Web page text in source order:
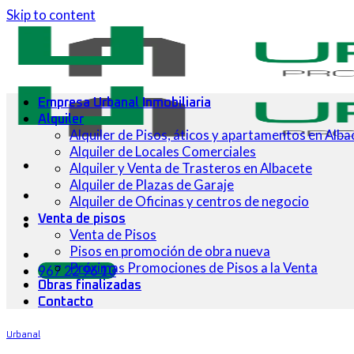
Skip to content
967 22 96 10
Empresa Urbanal Inmobiliaria
Alquiler
Alquiler de Pisos, áticos y apartamentos en
Alquiler de Locales Comerciales
Alquiler y Venta de Trasteros en Albacete
Alquiler de Plazas de Garaje
Alquiler de Oficinas y centros de negocio
Venta de pisos
Venta de Pisos
Pisos en promoción de obra nueva
Próximas Promociones de Pisos a la Venta
Obras finalizadas
Contacto
Urbanal